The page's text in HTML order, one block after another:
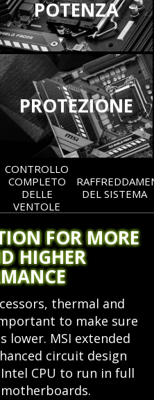
POTENZA
PROTEZIONE
CONTROLLO
COMPLETO
DELLE
VENTOLE
DEL SISTEMA
FOR MORE
HIGHER
thermal and
to make sure
lower. MSI extended
circuit design
CPU to run in full